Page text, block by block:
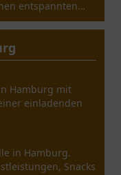
entspannten
Hamburg mit
einladenden
in Hamburg.
Snacks